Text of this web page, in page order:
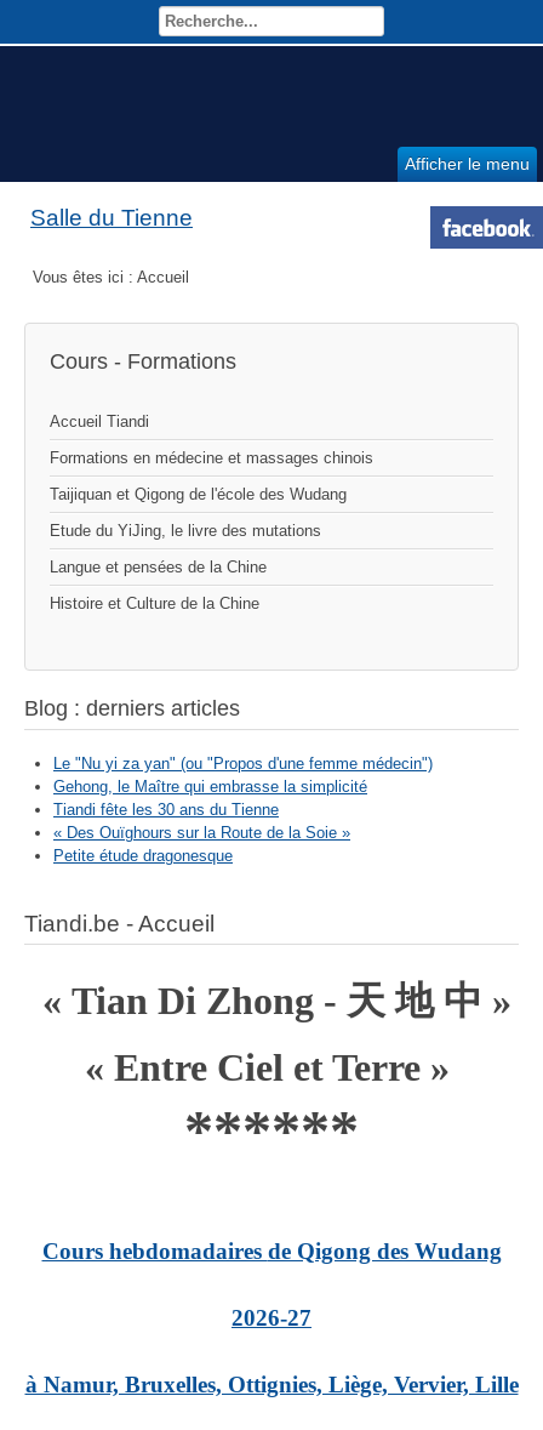
Afficher le menu
Salle du Tienne
Vous êtes ici : Accueil
Cours - Formations
Accueil Tiandi
Formations en médecine et massages chinois
Taijiquan et Qigong de l'école des Wudang
Etude du YiJing, le livre des mutations
Langue et pensées de la Chine
Histoire et Culture de la Chine
Blog : derniers articles
Le "Nu yi za yan" (ou "Propos d'une femme médecin")
Gehong, le Maître qui embrasse la simplicité
Tiandi fête les 30 ans du Tienne
« Des Ouïghours sur la Route de la Soie »
Petite étude dragonesque
Tiandi.be - Accueil
« Tian Di Zhong - 天 地 中 »
« Entre Ciel et Terre »
******
Cours hebdomadaires de Qigong des Wudang
2026-27
à Namur, Bruxelles, Ottignies, Liège, Vervier, Lille